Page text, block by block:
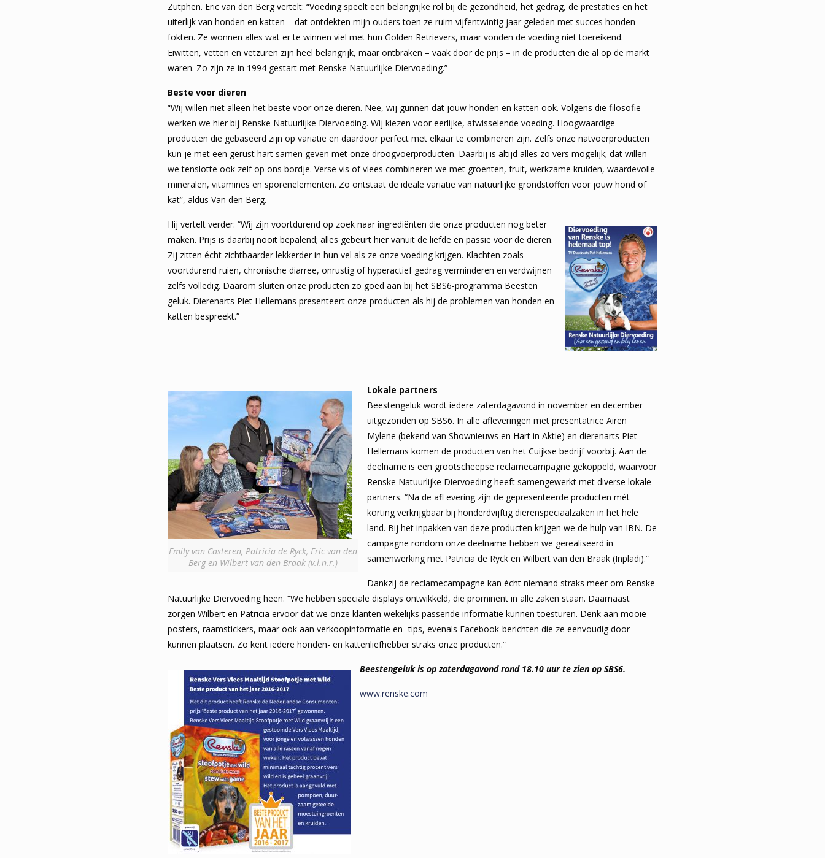
Zutphen. Eric van den Berg vertelt: “Voeding speelt een belangrijke rol bij de gezondheid, het gedrag, de prestaties en het
uiterlijk van honden en katten – dat ontdekten mijn ouders toen ze ruim vijfentwintig jaar geleden met succes honden
fokten. Ze wonnen alles wat er te winnen viel met hun Golden Retrievers, maar vonden de voeding niet toereikend.
Eiwitten, vetten en vetzuren zijn heel belangrijk, maar ontbraken – vaak door de prijs – in de producten die al op de markt
waren. Zo zijn ze in 1994 gestart met Renske Natuurlijke Diervoeding.”
Beste voor dieren
“Wij willen niet alleen het beste voor onze dieren. Nee, wij gunnen dat jouw honden en katten ook. Volgens die filosofie
werken we hier bij Renske Natuurlijke Diervoeding. Wij kiezen voor eerlijke, afwisselende voeding. Hoogwaardige
producten die gebaseerd zijn op variatie en daardoor perfect met elkaar te combineren zijn. Zelfs onze natvoerproducten
kun je met een gerust hart samen geven met onze droogvoerproducten. Daarbij is altijd alles zo vers mogelijk; dat willen
we tenslotte ook zelf op ons bordje. Verse vis of vlees combineren we met groenten, fruit, werkzame kruiden, waardevolle
mineralen, vitamines en sporenelementen. Zo ontstaat de ideale variatie van natuurlijke grondstoffen voor jouw hond of
kat”, aldus Van den Berg.
Hij vertelt verder: “Wij zijn voortdurend op zoek naar ingrediënten die onze producten nog beter
maken. Prijs is daarbij nooit bepalend; alles gebeurt hier vanuit de liefde en passie voor de dieren.
Zij zitten écht zichtbaarder lekkerder in hun vel als ze onze voeding krijgen. Klachten zoals
voortdurend ruien, chronische diarree, onrustig of hyperactief gedrag verminderen en verdwijnen
zelfs volledig. Daarom sluiten onze producten zo goed aan bij het SBS6-programma Beesten
geluk. Dierenarts Piet Hellemans presenteert onze producten als hij de problemen van honden en
katten bespreekt.”
Emily van Casteren, Patricia de Ryck, Eric van den
Berg en Wilbert van den Braak (v.l.n.r.)
Lokale partners
Beestengeluk wordt iedere zaterdagavond in november en december
uitgezonden op SBS6. In alle afleveringen met presentatrice Airen
Mylene (bekend van Shownieuws en Hart in Aktie) en dierenarts Piet
Hellemans komen de producten van het Cuijkse bedrijf voorbij. Aan de
deelname is een grootscheepse reclamecampagne gekoppeld, waarvoor
Renske Natuurlijke Diervoeding heeft samengewerkt met diverse lokale
partners. “Na de afl evering zijn de gepresenteerde producten mét
korting verkrijgbaar bij honderdvijftig dierenspeciaalzaken in het hele
land. Bij het inpakken van deze producten krijgen we de hulp van IBN. De
campagne rondom onze deelname hebben we gerealiseerd in
samenwerking met Patricia de Ryck en Wilbert van den Braak (Inpladi).”
Dankzij de reclamecampagne kan écht niemand straks meer om Renske
Natuurlijke Diervoeding heen. “We hebben speciale displays ontwikkeld, die prominent in alle zaken staan. Daarnaast
zorgen Wilbert en Patricia ervoor dat we onze klanten wekelijks passende informatie kunnen toesturen. Denk aan mooie
posters, raamstickers, maar ook aan verkoopinformatie en -tips, evenals Facebook-berichten die ze eenvoudig door
kunnen plaatsen. Zo kent iedere honden- en kattenliefhebber straks onze producten.”
Beestengeluk is op zaterdagavond rond 18.10 uur te zien op SBS6.
www.renske.com